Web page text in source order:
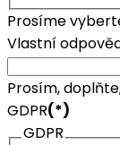
Prosíme
Vlastní
Prosím,
GDPR(*)
GDPR